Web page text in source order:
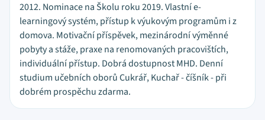
2012. Nominace na Školu roku 2019. Vlastní e-
learningový systém, přístup k výukovým programům i z
domova. Motivační příspěvek, mezinárodní výměnné
pobyty a stáže, praxe na renomovaných pracovištích,
individuální přístup. Dobrá dostupnost MHD. Denní
studium učebních oborů Cukrář, Kuchař - číšník - při
dobrém prospěchu zdarma.